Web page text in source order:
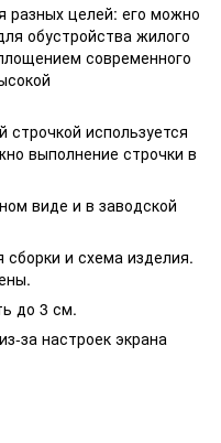
разных целей: его можно
обустройства жилого
современного
используется
выполнение строчки в
виде и в заводской
и схема изделия.
до 3 см.
за настроек экрана